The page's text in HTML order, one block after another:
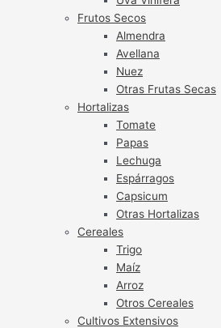
Frutos Secos
Almendra
Avellana
Nuez
Otras Frutas Secas
Hortalizas
Tomate
Papas
Lechuga
Espárragos
Capsicum
Otras Hortalizas
Cereales
Trigo
Maíz
Arroz
Otros Cereales
Cultivos Extensivos